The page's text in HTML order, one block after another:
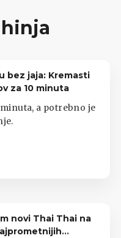
bez jaja: Kremasti
za 10 minuta
minuta, a potrebno je
novi Thai Thai na